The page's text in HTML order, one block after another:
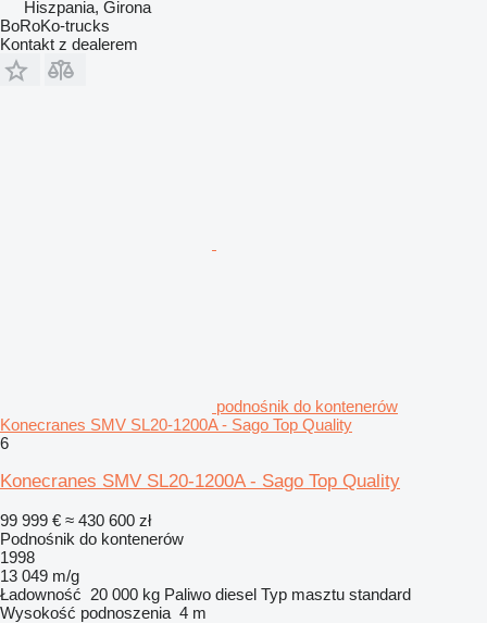
Hiszpania, Girona
BoRoKo-trucks
Kontakt z dealerem
podnośnik do kontenerów
Konecranes SMV SL20-1200A - Sago Top Quality
6
Konecranes SMV SL20-1200A - Sago Top Quality
99 999 € ≈ 430 600 zł
Podnośnik do kontenerów
1998
13 049 m/g
Ładowność 20 000 kg Paliwo diesel Typ masztu standard
Wysokość podnoszenia 4 m